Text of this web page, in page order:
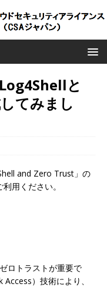
と
てみまし
and Zero Trust」の
用ください。
ロトラストが重要で
）技術により、